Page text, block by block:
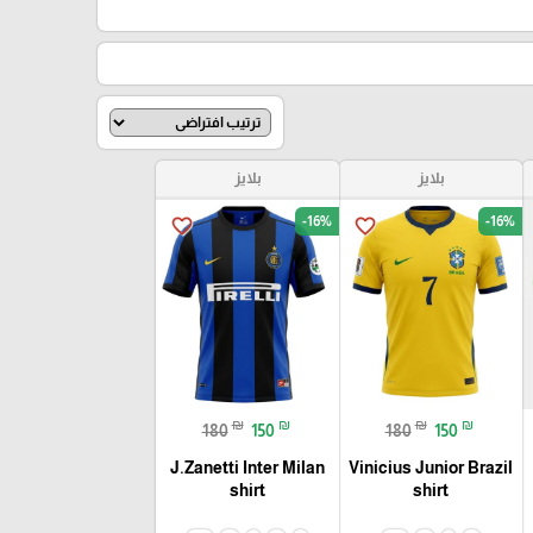
بلايز
favorite_border -16%
180 ₪ 150 ₪
Vinicius Junior Brazil
shirt
بلايز
favorite_border -16%
180 ₪ 150 ₪
J.Zanetti Inter Milan
shirt